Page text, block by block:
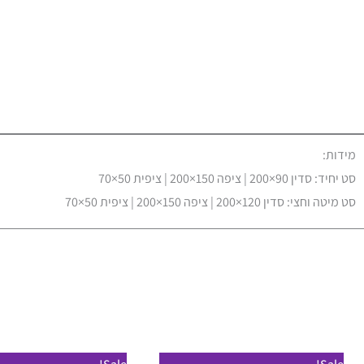
מידות:
סט יחיד: סדין 90×200 | ציפה 150×200 | ציפית 50×70
סט מיטה וחצי: סדין 120×200 | ציפה 150×200 | ציפית 50×70